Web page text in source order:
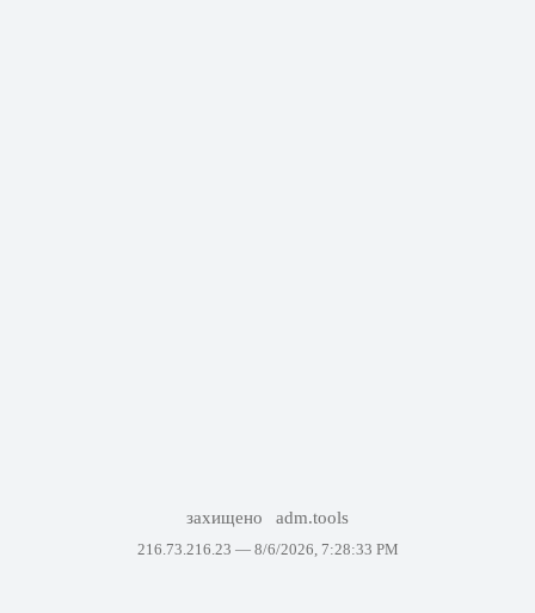
захищено adm.tools
216.73.216.23 — 8/6/2026, 7:28:33 PM